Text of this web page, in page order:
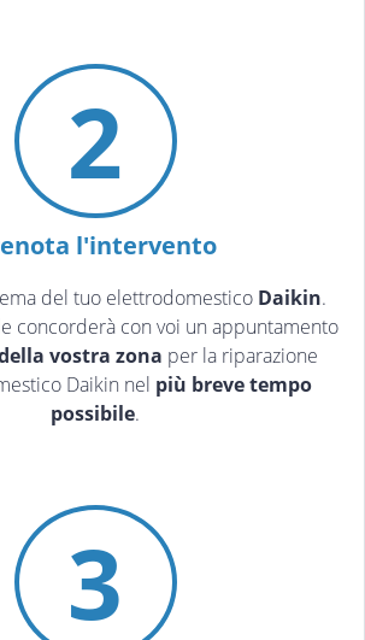
2
l'intervento
del tuo elettrodomestico Daikin.
concorderà con voi un appuntamento
vostra zona per la riparazione
Daikin nel più breve tempo
possibile.
3